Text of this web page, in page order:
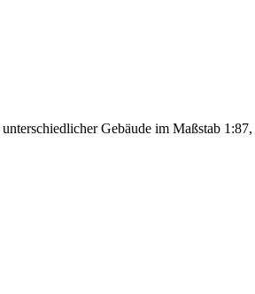
Gebäude im Maßstab 1:87,